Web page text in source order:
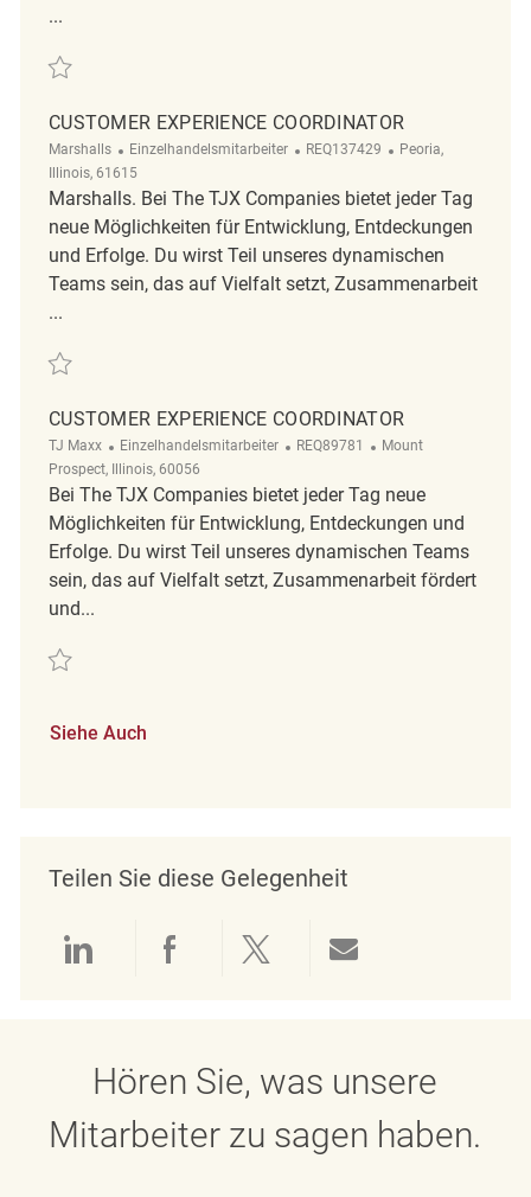
...
Retten New Store - Associate- Marshalls REQ128640
CUSTOMER EXPERIENCE COORDINATOR
Marshalls Kategorie
Einzelhandelsmitarbeiter ReqId
REQ137429 Ort
Peoria,
Illinois, 61615
Marshalls. Bei The TJX Companies bietet jeder Tag
neue Möglichkeiten für Entwicklung, Entdeckungen
und Erfolge. Du wirst Teil unseres dynamischen
Teams sein, das auf Vielfalt setzt, Zusammenarbeit
...
Retten Customer Experience Coordinator REQ137429
CUSTOMER EXPERIENCE COORDINATOR
TJ Maxx Kategorie
Einzelhandelsmitarbeiter ReqId
REQ89781 Ort
Mount
Prospect, Illinois, 60056
Bei The TJX Companies bietet jeder Tag neue
Möglichkeiten für Entwicklung, Entdeckungen und
Erfolge. Du wirst Teil unseres dynamischen Teams
sein, das auf Vielfalt setzt, Zusammenarbeit fördert
und...
Retten Customer Experience Coordinator REQ89781
Siehe Auch
Teilen Sie diese Gelegenheit
Über LinkedIn teilen
Über Facebook teilen
Über Twitter teilen
Hören Sie, was unsere
Mitarbeiter zu sagen haben.